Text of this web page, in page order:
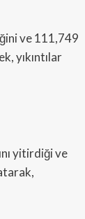
ve 111,749
yıkıntılar
yitirdiği ve